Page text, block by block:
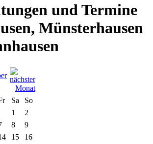
und Termine
Münsterhausen
Sa
So
1
2
8
9
15
16